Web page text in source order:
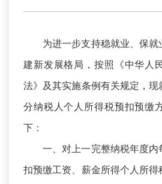
为进一步支持稳就业、保
建新发展格局，按照《中华人
法》及其实施条例有关规定，
分纳税人个人所得税预扣预缴
下：
一、对上一完整纳税年度
扣预缴工资、薪金所得个人所